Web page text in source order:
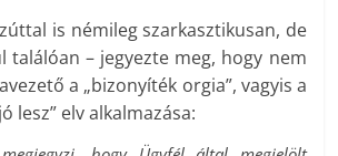
is némileg szarkasztikusan, de
találóan – jegyezte meg, hogy nem
a „bizonyíték orgia”, vagyis a
lesz” elv alkalmazása: